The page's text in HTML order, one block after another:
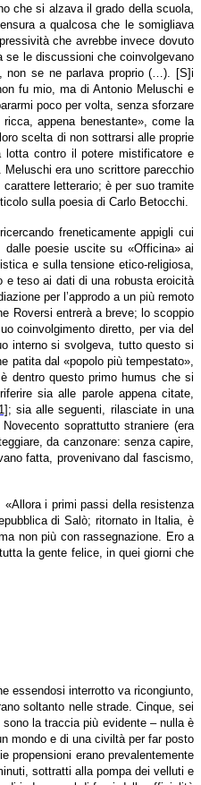
che si alzava il grado della scuola,
a qualcosa che le somigliava
che avrebbe invece dovuto
se le discussioni che coinvolgevano
non se ne parlava proprio (…). [S]i
fu mio, ma di Antonio Meluschi e
poco per volta, senza sforzare
ricca, appena benestante», come la
scelta di non sottrarsi alle proprie
lotta contro il potere mistificatore e
era uno scrittore parecchio
carattere letterario; è per suo tramite
sulla poesia di Carlo Betocchi.
freneticamente appigli cui
dalle poesie uscite su «Officina» ai
e sulla tensione etico-religiosa,
e teso ai dati di una robusta eroicità
per l’approdo a un più remoto
Roversi entrerà a breve; lo scoppio
coinvolgimento diretto, per via del
interno si svolgeva, tutto questo si
patita dal «popolo più tempestato»,
dentro questo primo humus che si
sia alle parole appena citate,
; sia alle seguenti, rilasciate in una
soprattutto straniere (era
da canzonare: senza capire,
fatta, provenivano dal fascismo,
«Allora i primi passi della resistenza
di Salò; ritornato in Italia, è
non più con rassegnazione. Ero a
la gente felice, in quei giorni che
essendosi interrotto va ricongiunto,
soltanto nelle strade. Cinque, sei
la traccia più evidente – nulla è
mondo e di una civiltà per far posto
propensioni erano prevalentemente
sottratti alla pompa dei velluti e